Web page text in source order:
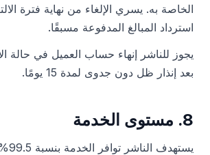
الخاصة به. يسري الإلغاء من نهاية فترة
استرداد المبالغ المدفوعة مسبقًا.
يجوز للناشر إنهاء حساب العميل في حالة
بعد إنذار ظل دون جدوى لمدة 15 يومًا.
8. مستوى الخدمة